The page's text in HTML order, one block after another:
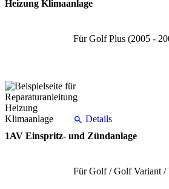
Heizung Klimaanlage
Für Golf Plus (2005 -
Details
1AV Einspritz- und Zündanlage
Für Golf / Golf Variant /